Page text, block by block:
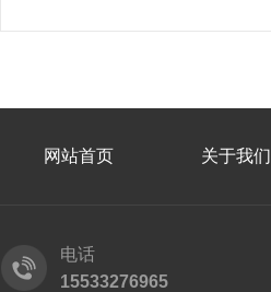
网站首页 关于我们
电话
15533276965